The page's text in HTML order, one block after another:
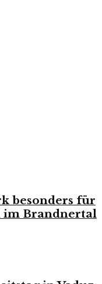
besonders für
Brandnertal